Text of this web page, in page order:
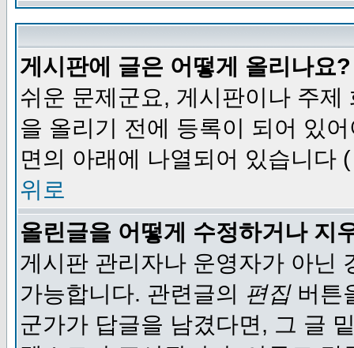
게시판에 글은 어떻게 올리나요?
쉬운 문제군요, 게시판이나 주
을 올리기 전에 등록이 되어 있
면의 아래에 나열되어 있습니다 (
위로
올린글을 어떻게 수정하거나 지
게시판 관리자나 운영자가 아닌
가능합니다. 관련글의 편집버튼
군가가 답글을 남겼다면, 그 글